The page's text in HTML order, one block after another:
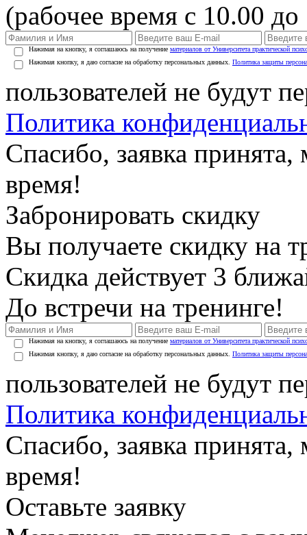
(рабочее время с 10.00
Нажимая на кнопку, я соглашаюсь на получение материалов от Университета практической
Нажимая кнопку, я даю согласие на обработку персональных данных. Политика защиты
пользователей не будут
Политика
Спасибо, заявка
время!
Забронировать скидку
Вы получаете скидку на
Скидка действует 3
До встречи на тренинге!
Нажимая на кнопку, я соглашаюсь на получение материалов от Университета практической
Нажимая кнопку, я даю согласие на обработку персональных данных. Политика защиты
пользователей не будут
Политика
Спасибо, заявка
время!
Оставьте заявку